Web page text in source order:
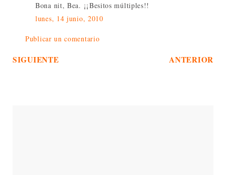
Bona nit, Bea. ¡¡Besitos múltiples!!
lunes, 14 junio, 2010
Publicar un comentario
SIGUIENTE ANTERIOR